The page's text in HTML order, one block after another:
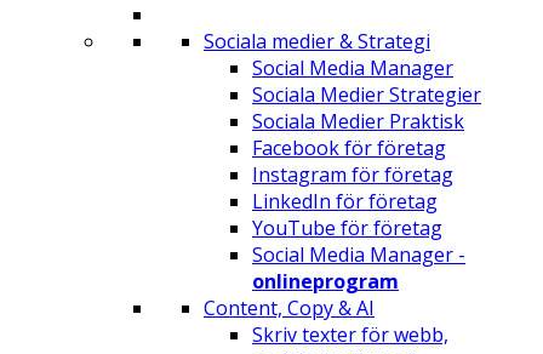
Sociala medier & Strategi
Social Media Manager
Sociala Medier Strategier
Sociala Medier Praktisk
Facebook för företag
Instagram för företag
LinkedIn för företag
YouTube för företag
Social Media Manager -
onlineprogram
Content, Copy & AI
Skriv texter för webb,